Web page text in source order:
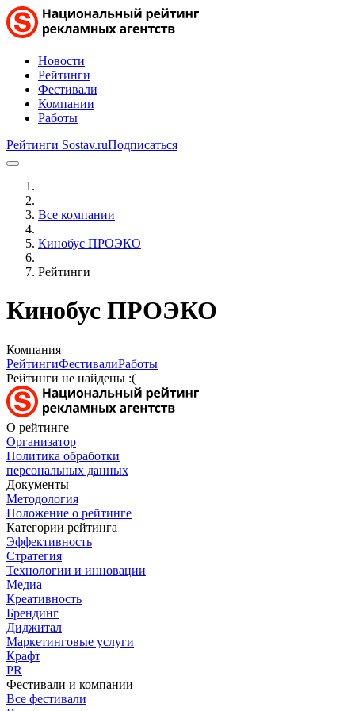
Новости
Рейтинги
Фестивали
Компании
Работы
Рейтинги Sostav.ruПодписаться
Все компании
Кинобус ПРОЭКО
Рейтинги
Кинобус ПРОЭКО
Компания
РейтингиФестивалиРаботы
Рейтинги не найдены :(
О рейтинге
Организатор
Политика обработки
персональных данных
Документы
Методология
Положение о рейтинге
Категории рейтинга
Эффективность
Стратегия
Технологии и инновации
Медиа
Креативность
Брендинг
Диджитал
Маркетинговые услуги
Крафт
PR
Фестивали и компании
Все фестивали